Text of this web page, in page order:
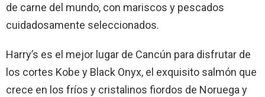
de carne del mundo, con mariscos y pescados
cuidadosamente seleccionados.
Harry’s es el mejor lugar de Cancún para disfrutar de
los cortes Kobe y Black Onyx, el exquisito salmón que
crece en los fríos y cristalinos fiordos de Noruega y